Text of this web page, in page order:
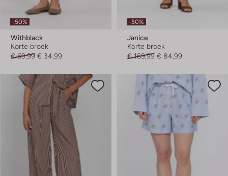
-50%
Withblack
Korte broek
€ 69,99 € 34,99
-50%
Janice
Korte broek
€ 169,99 € 84,99